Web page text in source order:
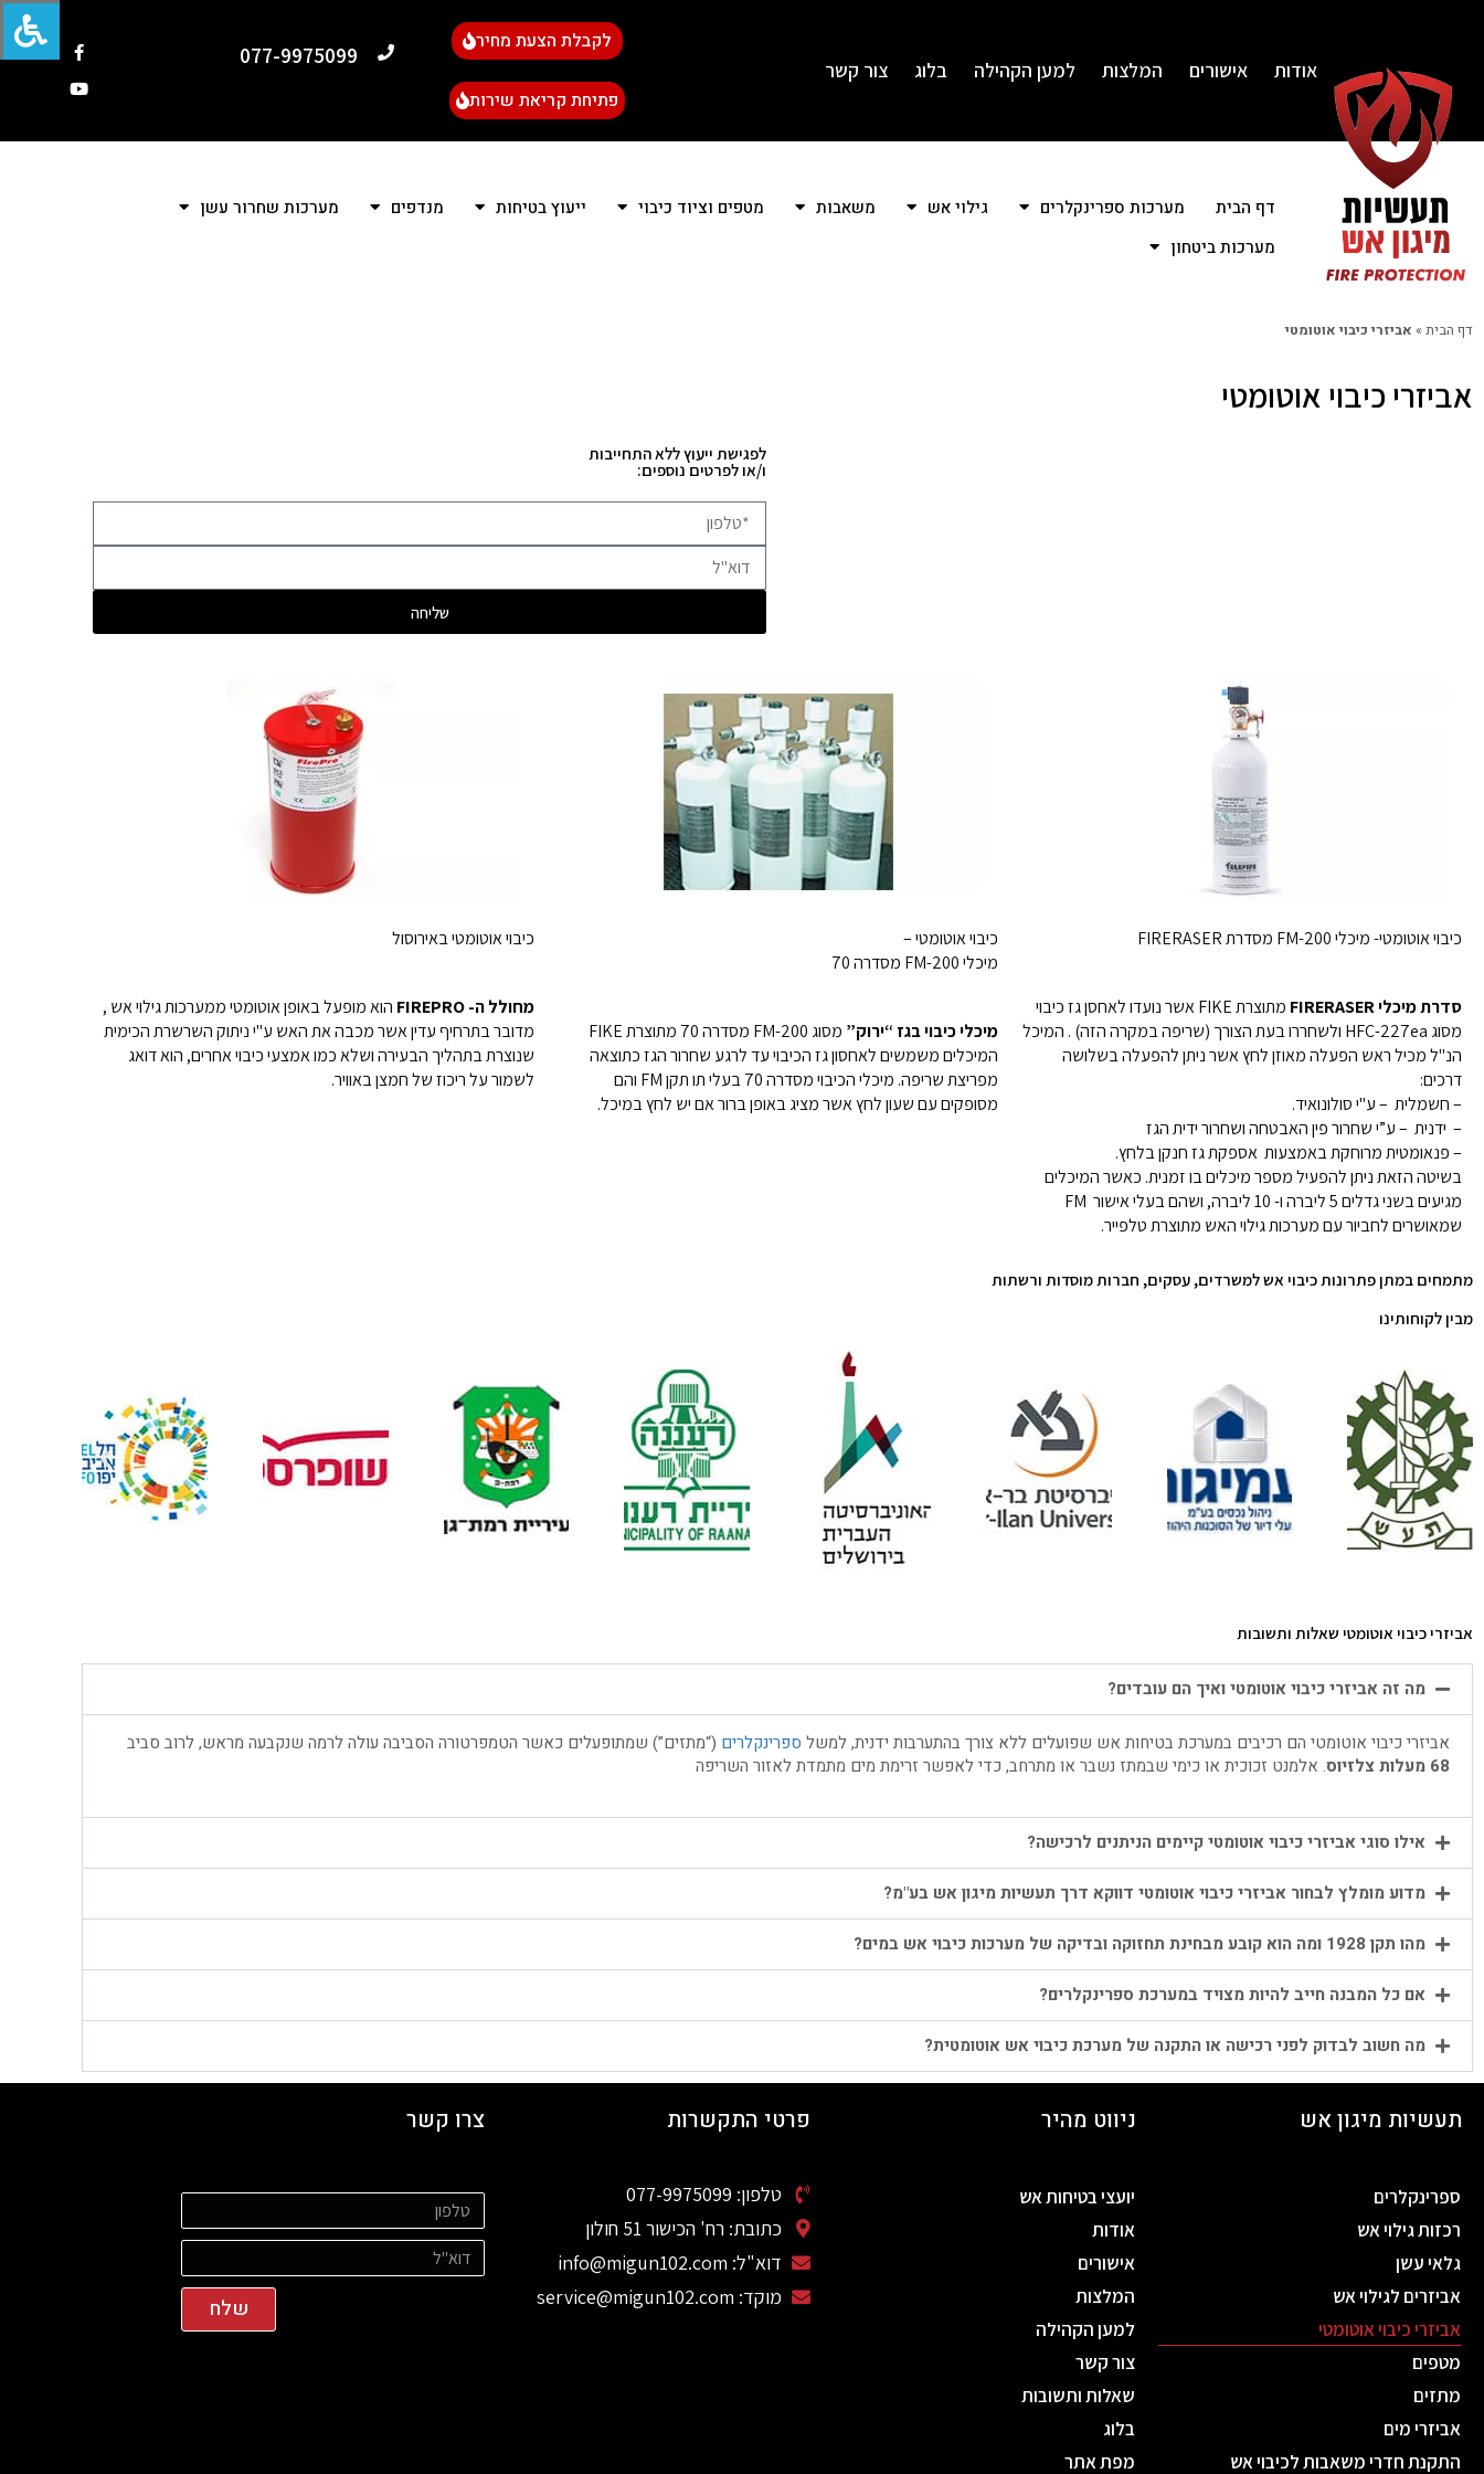
אודות אישורים המלצות למען הקהילה בלוג צור קשר
לקבלת הצעת מחיר
פתיחת קריאת שירות
077-9975099
דף הבית מערכות ספרינקלרים גילוי אש משאבות מטפים וציוד כיבוי ייעוץ בטיחות מנדפים
מערכות שחרור עשן
מערכות ביטחון
דף הבית» אביזרי כיבוי אוטומטי
אביזרי כיבוי אוטומטי
לפגישת ייעוץ ללא התחייבות
ו/או לפרטים נוספים:
שליחה
כיבוי אוטומטי- מיכלי FM-200 מסדרת FIRERASER
סדרת מיכלי FIRERASER
מתוצרת FIKE אשר נועדו לאחסן גז כיבוי
מסוג HFC-227ea ולשחררו בעת הצורך (שריפה במקרה הזה) . המיכל
הנ"ל מכיל ראש הפעלה מאוזן לחץ אשר ניתן להפעלה בשלושה
דרכים:
– חשמלית – ע"י סולונואיד.
– ידנית – ע”י שחרור פין האבטחה ושחרור ידית הגז
– פנאומטית מרוחקת באמצעות אספקת גז חנקן בלחץ.
בשיטה הזאת ניתן להפעיל מספר מיכלים בו זמנית. כאשר המיכלים
מגיעים בשני גדלים 5 ליברה ו- 10 ליברה, ושהם בעלי אישור FM
שמאושרים לחביור עם מערכות גילוי האש מתוצרת טלפייר.
כיבוי אוטומטי –
מיכלי FM-200 מסדרה 70
מיכלי כיבוי בגז “ירוק”
מסוג FM-200 מסדרה 70 מתוצרת FIKE
המיכלים משמשים לאחסון גז הכיבוי עד לרגע שחרור הגז כתוצאה
מפריצת שריפה. מיכלי הכיבוי מסדרה 70 בעלי תו תקן FM והם
מסופקים עם שעון לחץ אשר מציג באופן ברור אם יש לחץ במיכל.
כיבוי אוטומטי באירוסול
מחולל ה- FIREPRO
הוא מופעל באופן אוטומטי ממערכות גילוי אש ,
מדובר בתרחיף עדין אשר מכבה את האש ע"י ניתוק השרשרת הכימית
שנוצרת בתהליך הבעירה ושלא כמו אמצעי כיבוי אחרים, הוא דואג
לשמור על ריכוז של חמצן באוויר.
מתמחים במתן פתרונות כיבוי אש למשרדים, עסקים, חברות מוסדות ורשתות
מבין לקוחותינו
אביזרי כיבוי אוטומטי שאלות ותשובות
מה זה אביזרי כיבוי אוטומטי ואיך הם עובדים?
אביזרי כיבוי אוטומטי הם רכיבים במערכת בטיחות אש שפועלים ללא צורך בהתערבות ידנית, למשל ספרינקלרים (“מתזים”) שמתופעלים כאשר הטמפרטורה הסביבה עולה לרמה שנקבעה מראש, לרוב סביב
68 מעלות צלזיוס
. אלמנט זכוכית או כימי שבמתז נשבר או מתרחב, כדי לאפשר זרימת מים מתמדת לאזור השריפה
אילו סוגי אביזרי כיבוי אוטומטי קיימים הניתנים לרכישה?
מדוע מומלץ לבחור אביזרי כיבוי אוטומטי דווקא דרך תעשיות מיגון אש בע"מ?
מהו תקן 1928 ומה הוא קובע מבחינת תחזוקה ובדיקה של מערכות כיבוי אש במים?
אם כל המבנה חייב להיות מצויד במערכת ספרינקלרים?
מה חשוב לבדוק לפני רכישה או התקנה של מערכת כיבוי אש אוטומטית?
תעשיות מיגון אש
ספרינקלרים
רכזות גילוי אש
גלאי עשן
אביזרים לגילוי אש
אביזרי כיבוי אוטומטי
מטפים
מתזים
אביזרי מים
התקנת חדרי משאבות לכיבוי אש
ניווט מהיר
יועצי בטיחות אש
אודות
אישורים
המלצות
למען הקהילה
צור קשר
שאלות ותשובות
בלוג
מפת אתר
פרטי התקשרות
טלפון: 077-9975099
כתובת: רח' הכישור 51 חולון
דוא"ל: info@migun102.com
מוקד: service@migun102.com
צרו קשר
שלח